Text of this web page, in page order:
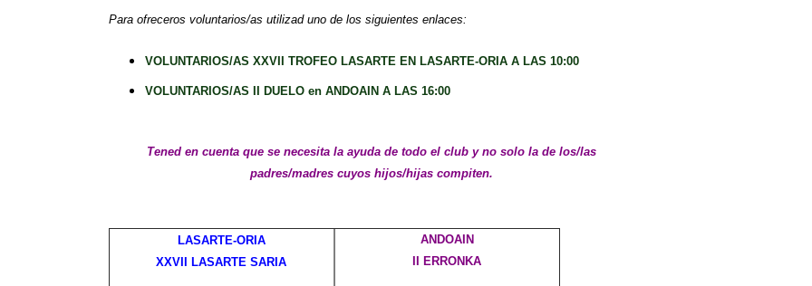
Para ofreceros voluntarios/as utilizad uno de los siguientes enlaces:
VOLUNTARIOS/AS XXVII TROFEO LASARTE EN LASARTE-ORIA A LAS 10:00
VOLUNTARIOS/AS II DUELO en ANDOAIN A LAS 16:00
Tened en cuenta que se necesita la ayuda de todo el club y no solo la de los/las
padres/madres cuyos hijos/hijas compiten.
LASARTE-ORIA
XXVII LASARTE SARIA
ANDOAIN
II ERRONKA